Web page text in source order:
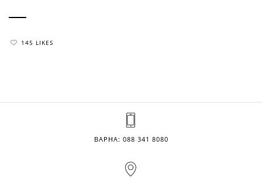
145 LIKES
ВАРНА: 088 341 8080